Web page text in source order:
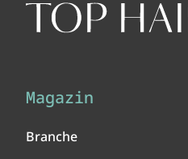
Magazin
Branche